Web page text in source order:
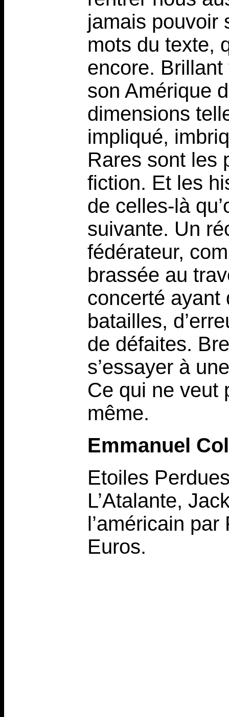
jamais pouvoir
mots du texte,
encore.
son Amérique
dimensions
impliqué,
Rares sont les
fiction. Et les
de celles-là
suivante. Un
fédérateur,
brassée au
concerté ayant
batailles,
de défaites.
s’essayer à
Ce qui ne veut
même.
Emmanuel
Etoiles
L’Atalante,
l’américain
Euros.